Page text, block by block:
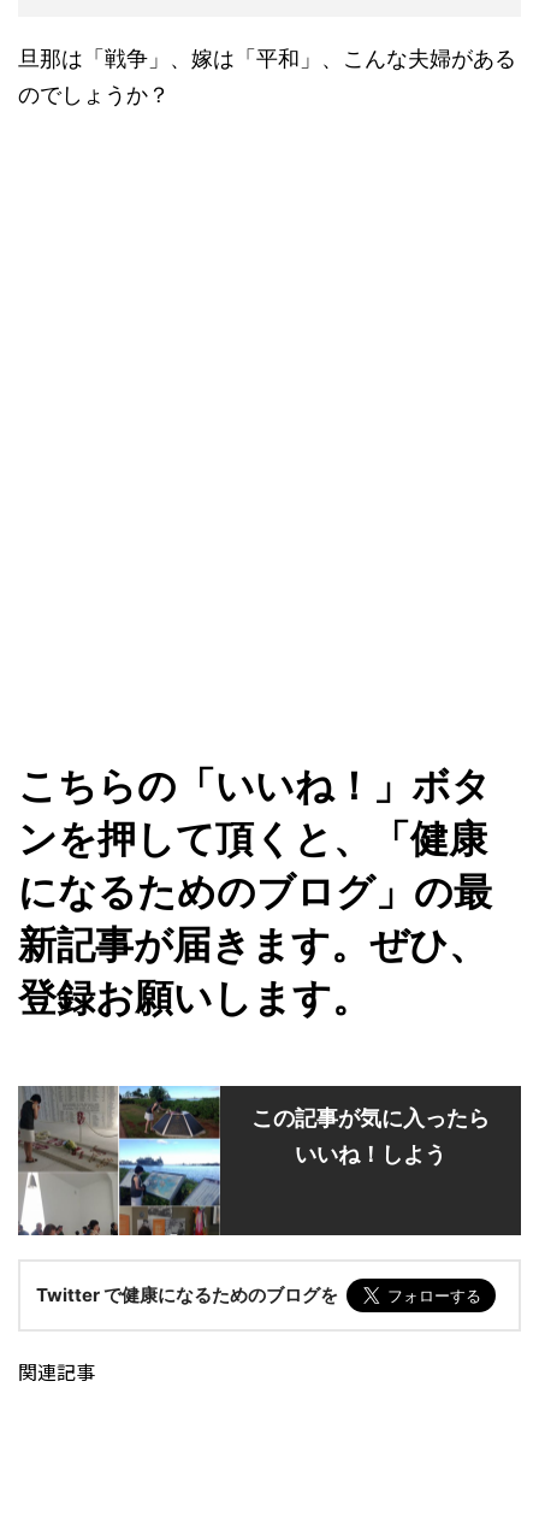
旦那は「戦争」、嫁は「平和」、こんな夫婦がある
のでしょうか？
こちらの「いいね！」ボタ
ンを押して頂くと、「健康
になるためのブログ」の最
新記事が届きます。ぜひ、
登録お願いします。
この記事が気に入ったら
いいね！しよう
Twitter で健康になるためのブログを
関連記事